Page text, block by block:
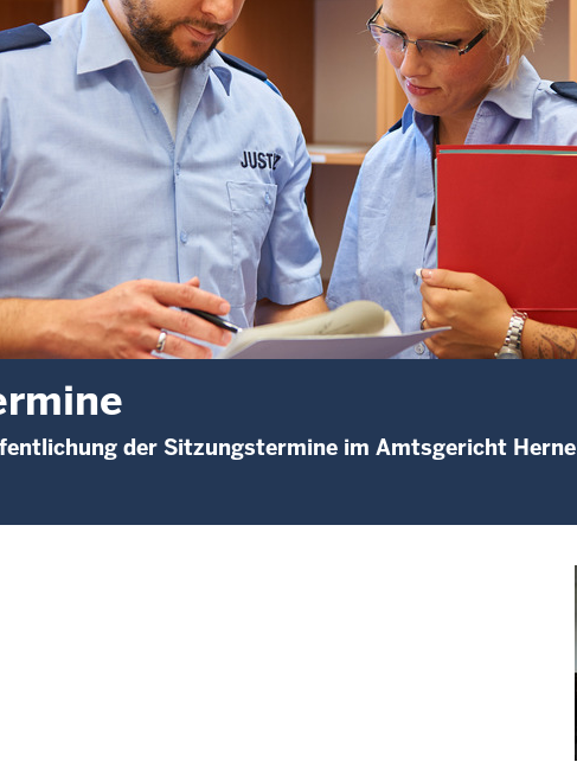
der Sitzungstermine im Amtsgericht Herne